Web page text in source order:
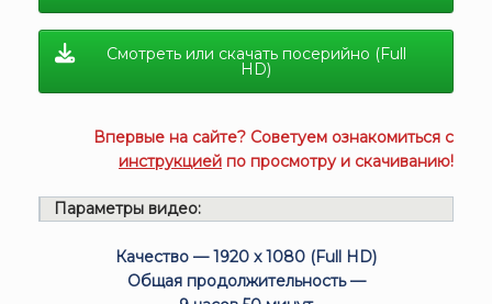
Смотреть или скачать посерийно (Full
HD)
Впервые на сайте? Советуем ознакомиться с
инструкцией по просмотру и скачиванию!
Параметры видео:
Качество — 1920 x 1080 (Full HD)
Общая продолжительность —